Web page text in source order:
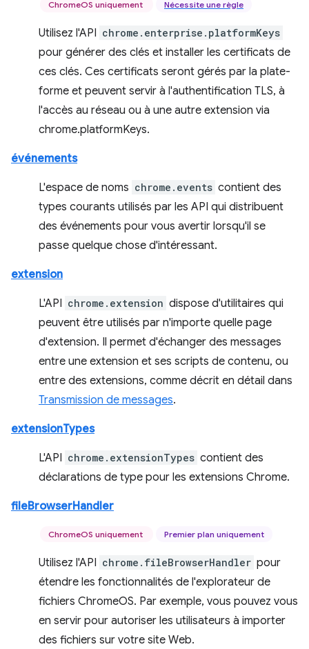
ChromeOS uniquement Nécessite une règle
Utilisez l'API chrome.enterprise.platformKeys
pour générer des clés et installer les certificats de
ces clés. Ces certificats seront gérés par la plate-
forme et peuvent servir à l'authentification TLS, à
l'accès au réseau ou à une autre extension via
chrome.platformKeys.
événements
L'espace de noms chrome.events contient des
types courants utilisés par les API qui distribuent
des événements pour vous avertir lorsqu'il se
passe quelque chose d'intéressant.
extension
L'API chrome.extension dispose d'utilitaires qui
peuvent être utilisés par n'importe quelle page
d'extension. Il permet d'échanger des messages
entre une extension et ses scripts de contenu, ou
entre des extensions, comme décrit en détail dans
Transmission de messages.
extensionTypes
L'API chrome.extensionTypes contient des
déclarations de type pour les extensions Chrome.
fileBrowserHandler
ChromeOS uniquement Premier plan uniquement
Utilisez l'API chrome.fileBrowserHandler pour
étendre les fonctionnalités de l'explorateur de
fichiers ChromeOS. Par exemple, vous pouvez vous
en servir pour autoriser les utilisateurs à importer
des fichiers sur votre site Web.